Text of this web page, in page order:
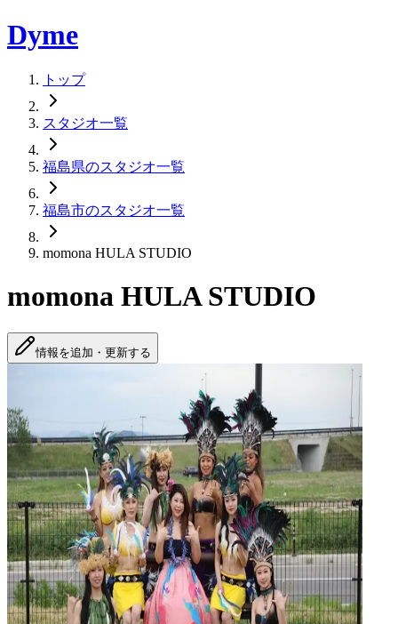
Dyme
トップ
スタジオ一覧
福島県のスタジオ一覧
福島市のスタジオ一覧
momona HULA STUDIO
momona HULA STUDIO
情報を追加・更新する